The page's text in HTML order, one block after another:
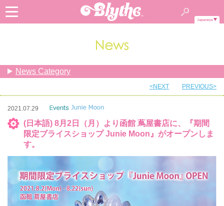
Japanese
News Category
<NEXT PREVIOUS>
2021.07.29
(日本語) 8月2日（月）より函館 蔦屋書店に、『期間
限定ブライスショップ Junie Moon』がオープンしま
す。